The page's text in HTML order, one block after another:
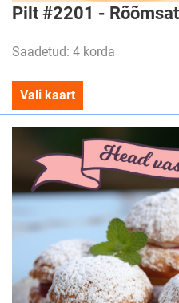
Pilt #2201 -
Saadetud: 4 korda
Vali kaart